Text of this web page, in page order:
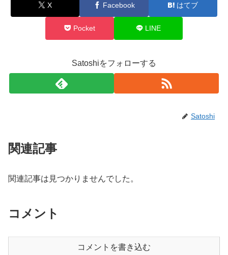
X Facebook はてブ
Pocket LINE
Satoshiをフォローする
Satoshi
関連記事
関連記事は見つかりませんでした。
コメント
コメントを書き込む